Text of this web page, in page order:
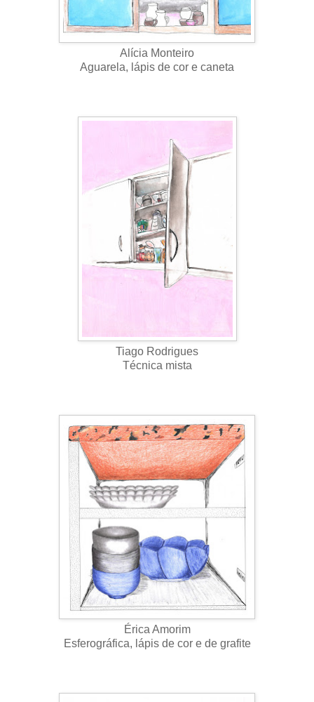
Alícia Monteiro
Aguarela, lápis de cor e caneta
Tiago Rodrigues
Técnica mista
Érica Amorim
Esferográfica, lápis de cor e de grafite